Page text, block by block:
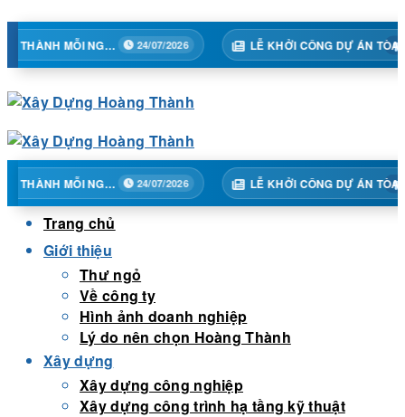
Skip
to
content
TẠI HOÀNG THÀNH MỖI NGÀY MỘT BƯỚC TIẾN 24/07/2026 LỄ KHỞI CÔNG DỰ ÁN TÒA 02A – TRUNG TÂM THƯƠNG MẠI HỒNG KÔNG, KHÁCH SẠN, CĂN HỘ ĐỂ BÁN VÀ CHO THUÊ 19/06/
Trang chủ
Giới thiệu
Thư ngỏ
Về công ty
Hình ảnh doanh nghiệp
Lý do nên chọn Hoàng Thành
Xây dựng
Xây dựng công nghiệp
Xây dựng công trình hạ tầng kỹ thuật
TẠI HOÀNG THÀNH MỖI NGÀY MỘT BƯỚC TIẾN 24/07/2026 LỄ KHỞI CÔNG DỰ ÁN TÒA 02A – TRUNG TÂM THƯƠNG MẠI HỒNG KÔNG, KHÁCH SẠN, CĂN HỘ ĐỂ BÁN VÀ CHO THUÊ 19/06/